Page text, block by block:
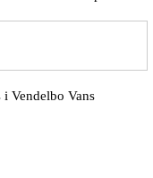
Vendelbo Vans